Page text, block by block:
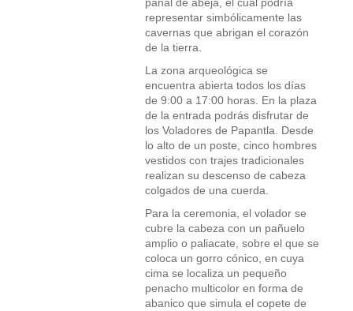
panal de abeja, el cual podría
representar simbólicamente las
cavernas que abrigan el corazón
de la tierra.
La zona arqueológica se
encuentra abierta todos los días
de 9:00 a 17:00 horas. En la plaza
de la entrada podrás disfrutar de
los Voladores de Papantla. Desde
lo alto de un poste, cinco hombres
vestidos con trajes tradicionales
realizan su descenso de cabeza
colgados de una cuerda.
Para la ceremonia, el volador se
cubre la cabeza con un pañuelo
amplio o paliacate, sobre el que se
coloca un gorro cónico, en cuya
cima se localiza un pequeño
penacho multicolor en forma de
abanico que simula el copete de